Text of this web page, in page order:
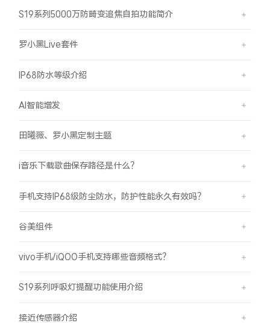
S19系列5000万防畸变追焦自拍功能简介
罗小黑Live套件
IP68防水等级介绍
AI智能增发
田曦薇、罗小黑定制主题
i音乐下载歌曲保存路径是什么？
手机支持IP68级防尘防水，防护性能永久有效吗？
谷美组件
vivo手机/iQOO手机支持哪些音频格式？
S19系列呼吸灯提醒功能使用介绍
接近传感器介绍